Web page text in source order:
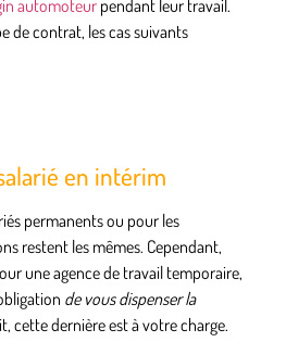
automoteur pendant leur travail.
de contrat, les cas suivants
en intérim
permanents ou pour les
restent les mêmes. Cependant,
une agence de travail temporaire,
de vous dispenser la
cette dernière est à votre charge.